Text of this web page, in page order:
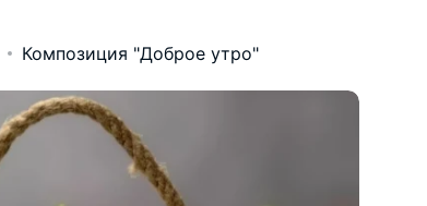
Композиция "Доброе утро"